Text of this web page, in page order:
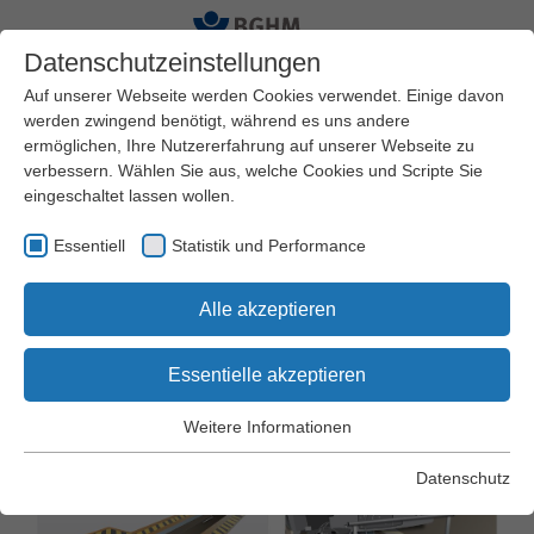
Startseite
Arbeitssicherheit und Gesundheitsschutz
Praxishilfen
Arbeitsschutz Kompakt
Arbeiten in
Arbeitsgruben und
Unterfluranlagen
Datenschutzeinstellungen
Auf unserer Webseite werden Cookies verwendet. Einige davon
werden zwingend benötigt, während es uns andere
ermöglichen, Ihre Nutzererfahrung auf unserer Webseite zu
verbessern. Wählen Sie aus, welche Cookies und Scripte Sie
eingeschaltet lassen wollen.
Essentiell Statistik und Performance
Alle akzeptieren
Essentielle akzeptieren
Essentielle Cookies werden für grundlegende Funktionen der
Webseite einwandfrei funktioniert.
Weitere Informationen
Datenschutz